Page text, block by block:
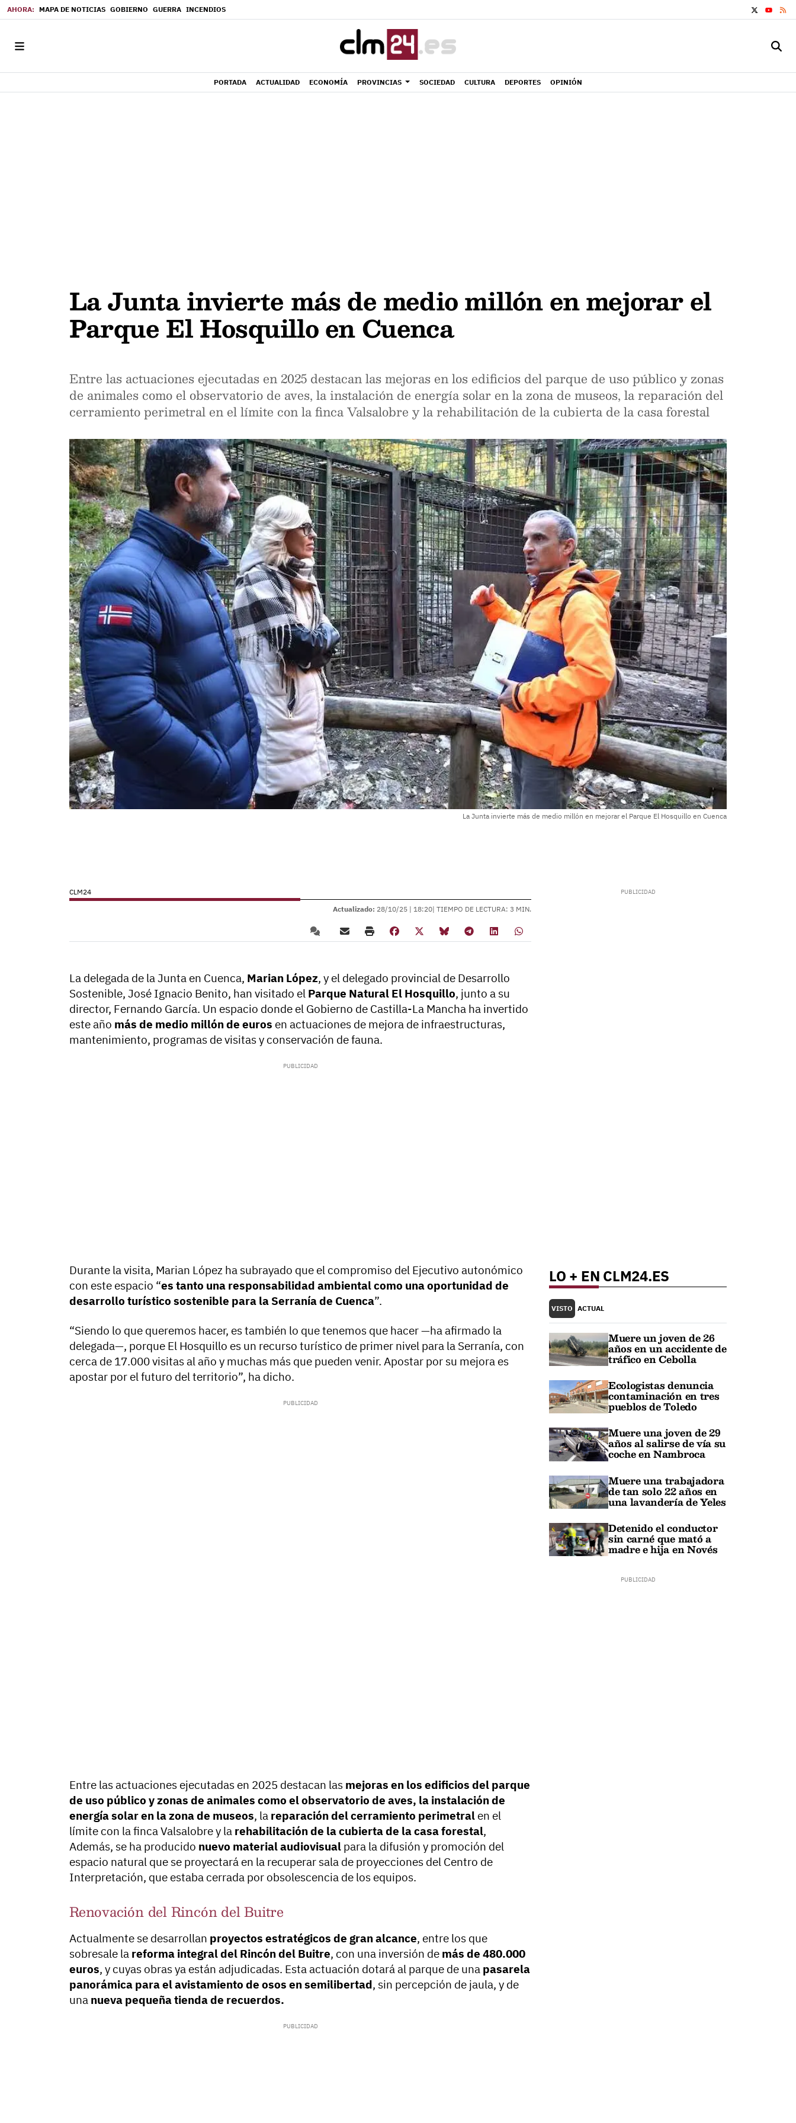
MAPA DE NOTICIAS GOBIERNO GUERRA INCENDIOS
YOUTUBE
PORTADA ACTUALIDAD ECONOMÍA PROVINCIAS SOCIEDAD CULTURA DEPORTES OPINIÓN
La Junta invierte más de medio millón en mejorar el
Parque El Hosquillo en Cuenca
Entre las actuaciones ejecutadas en 2025 destacan las mejoras en los edificios del parque de uso público y zonas
de animales como el observatorio de aves, la instalación de energía solar en la zona de museos, la reparación del
cerramiento perimetral en el límite con la finca Valsalobre y la rehabilitación de la cubierta de la casa forestal
La Junta invierte más de medio millón en mejorar el Parque El Hosquillo en Cuenca
CLM24
Actualizado: 28/10/25 | 18:20| TIEMPO DE LECTURA: 3 MIN.
La delegada de la Junta en Cuenca, Marian López, y el delegado provincial de Desarrollo
Sostenible, José Ignacio Benito, han visitado el Parque Natural El Hosquillo, junto a su
director, Fernando García. Un espacio donde el Gobierno de Castilla-La Mancha ha invertido
este año más de medio millón de euros en actuaciones de mejora de infraestructuras,
mantenimiento, programas de visitas y conservación de fauna.
Durante la visita, Marian López ha subrayado que el compromiso del Ejecutivo autonómico
con este espacio “es tanto una responsabilidad ambiental como una oportunidad de
desarrollo turístico sostenible para la Serranía de Cuenca”.
“Siendo lo que queremos hacer, es también lo que tenemos que hacer —ha afirmado la
delegada—, porque El Hosquillo es un recurso turístico de primer nivel para la Serranía, con
cerca de 17.000 visitas al año y muchas más que pueden venir. Apostar por su mejora es
apostar por el futuro del territorio”, ha dicho.
Entre las actuaciones ejecutadas en 2025 destacan las mejoras en los edificios del parque
de uso público y zonas de animales como el observatorio de aves, la instalación de
energía solar en la zona de museos, la reparación del cerramiento perimetral en el
límite con la finca Valsalobre y la rehabilitación de la cubierta de la casa forestal,
Además, se ha producido nuevo material audiovisual para la difusión y promoción del
espacio natural que se proyectará en la recuperar sala de proyecciones del Centro de
Interpretación, que estaba cerrada por obsolescencia de los equipos.
Renovación del Rincón del Buitre
Actualmente se desarrollan proyectos estratégicos de gran alcance, entre los que
sobresale la reforma integral del Rincón del Buitre, con una inversión de más de 480.000
euros, y cuyas obras ya están adjudicadas. Esta actuación dotará al parque de una pasarela
panorámica para el avistamiento de osos en semilibertad, sin percepción de jaula, y de
una nueva pequeña tienda de recuerdos.
LO + EN CLM24.ES
VISTO ACTUAL
Muere un joven de 26
años en un accidente de
tráfico en Cebolla
Ecologistas denuncia
contaminación en tres
pueblos de Toledo
Muere una joven de 29
años al salirse de vía su
coche en Nambroca
Muere una trabajadora
de tan solo 22 años en
una lavandería de Yeles
Detenido el conductor
sin carné que mató a
madre e hija en Novés